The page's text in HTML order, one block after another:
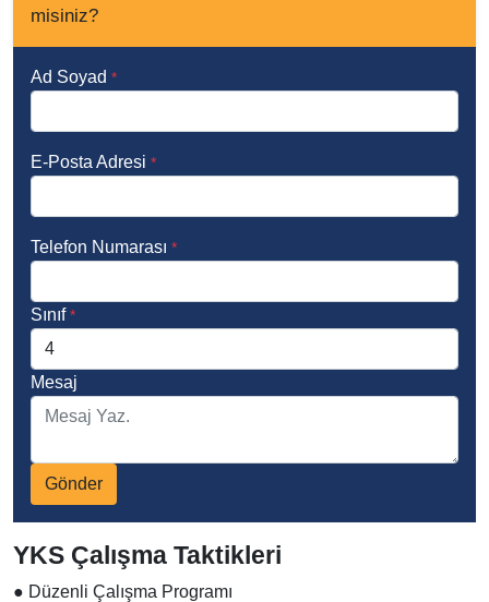
misiniz?
Ad Soyad *
E-Posta Adresi *
Telefon Numarası *
Sınıf*
Mesaj
Gönder
YKS Çalışma Taktikleri
● Düzenli Çalışma Programı